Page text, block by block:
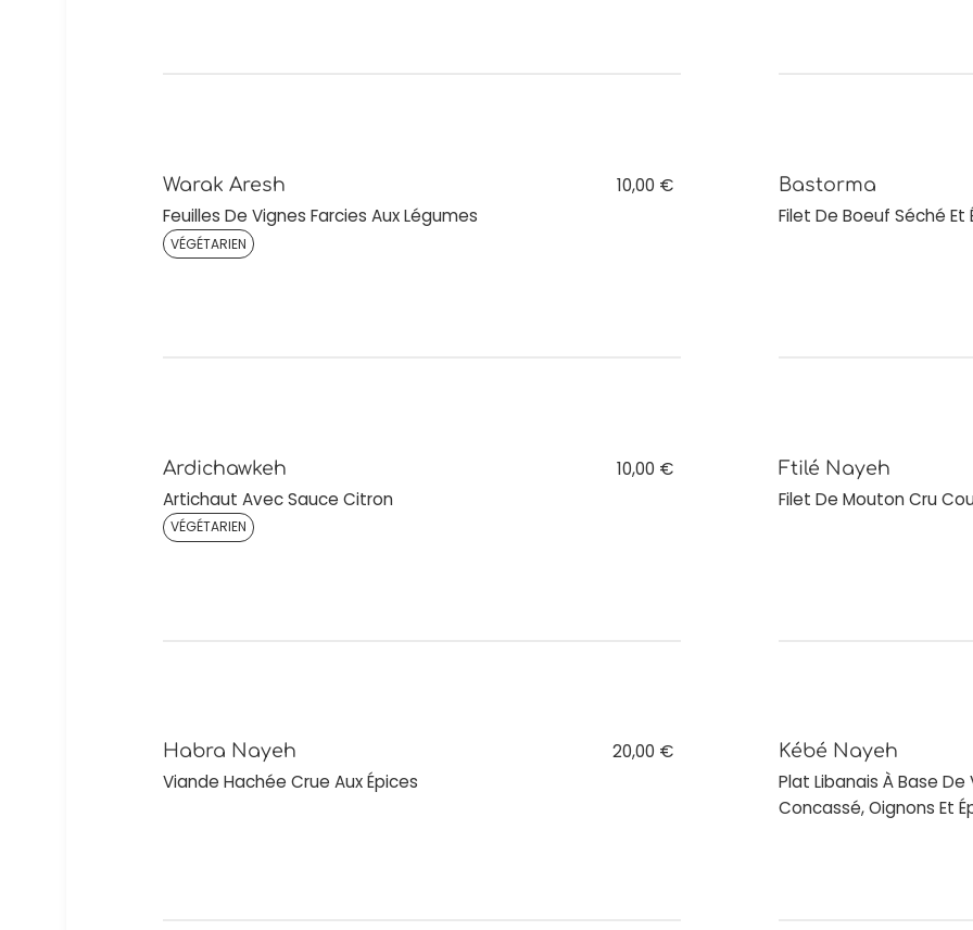
Warak Aresh
Feuilles De Vignes Farcies Aux Légumes
VÉGÉTARIEN
10,00 € Bastorma
Filet De Boeuf Séché Et
Ardichawkeh
Artichaut Avec Sauce Citron
VÉGÉTARIEN
10,00 € Ftilé Nayeh
Filet De Mouton Cru
Habra Nayeh
Viande Hachée Crue Aux Épices
20,00 € Kébé Nayeh
Plat Libanais À Base
Concassé, Oignons Et